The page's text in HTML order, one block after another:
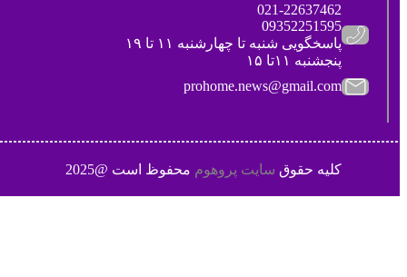
021-22637462
09352251595
پاسخگویی شنبه تا چهارشنبه ۱۱ تا ۱۹
پنجشنبه ۱۱تا ۱۵
prohome.news@gmail.com
کلیه حقوقسایت پروهوممحفوظ است @2025